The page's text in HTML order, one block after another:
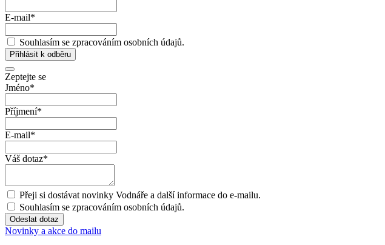
E-mail*
Souhlasím se zpracováním osobních údajů.
Přihlásit k odběru
Zeptejte se
Jméno*
Příjmení*
E-mail*
Váš dotaz*
Přeji si dostávat novinky Vodnáře a další informace do e-mailu.
Souhlasím se zpracováním osobních údajů.
Odeslat dotaz
Novinky a akce do mailu